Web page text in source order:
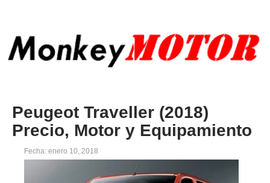
Peugeot Traveller (2018)
Precio, Motor y Equipamiento
Fecha: enero 10, 2018